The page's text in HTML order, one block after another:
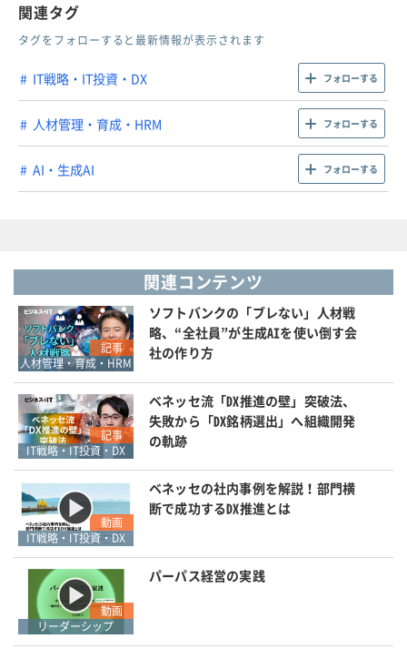
関連タグ
タグをフォローすると最新情報が表示されます
IT戦略・IT投資・DX フォローする
人材管理・育成・HRM フォローする
AI・生成AI フォローする
関連コンテンツ
記事
人材管理・育成・HRM
ソフトバンクの「ブレない」人材戦
略、“全社員”が生成AIを使い倒す会
社の作り方
記事
IT戦略・IT投資・DX
ベネッセ流「DX推進の壁」突破法、
失敗から「DX銘柄選出」へ組織開発
の軌跡
動画
IT戦略・IT投資・DX
ベネッセの社内事例を解説！部門横
断で成功するDX推進とは
動画
リーダーシップ
パーパス経営の実践